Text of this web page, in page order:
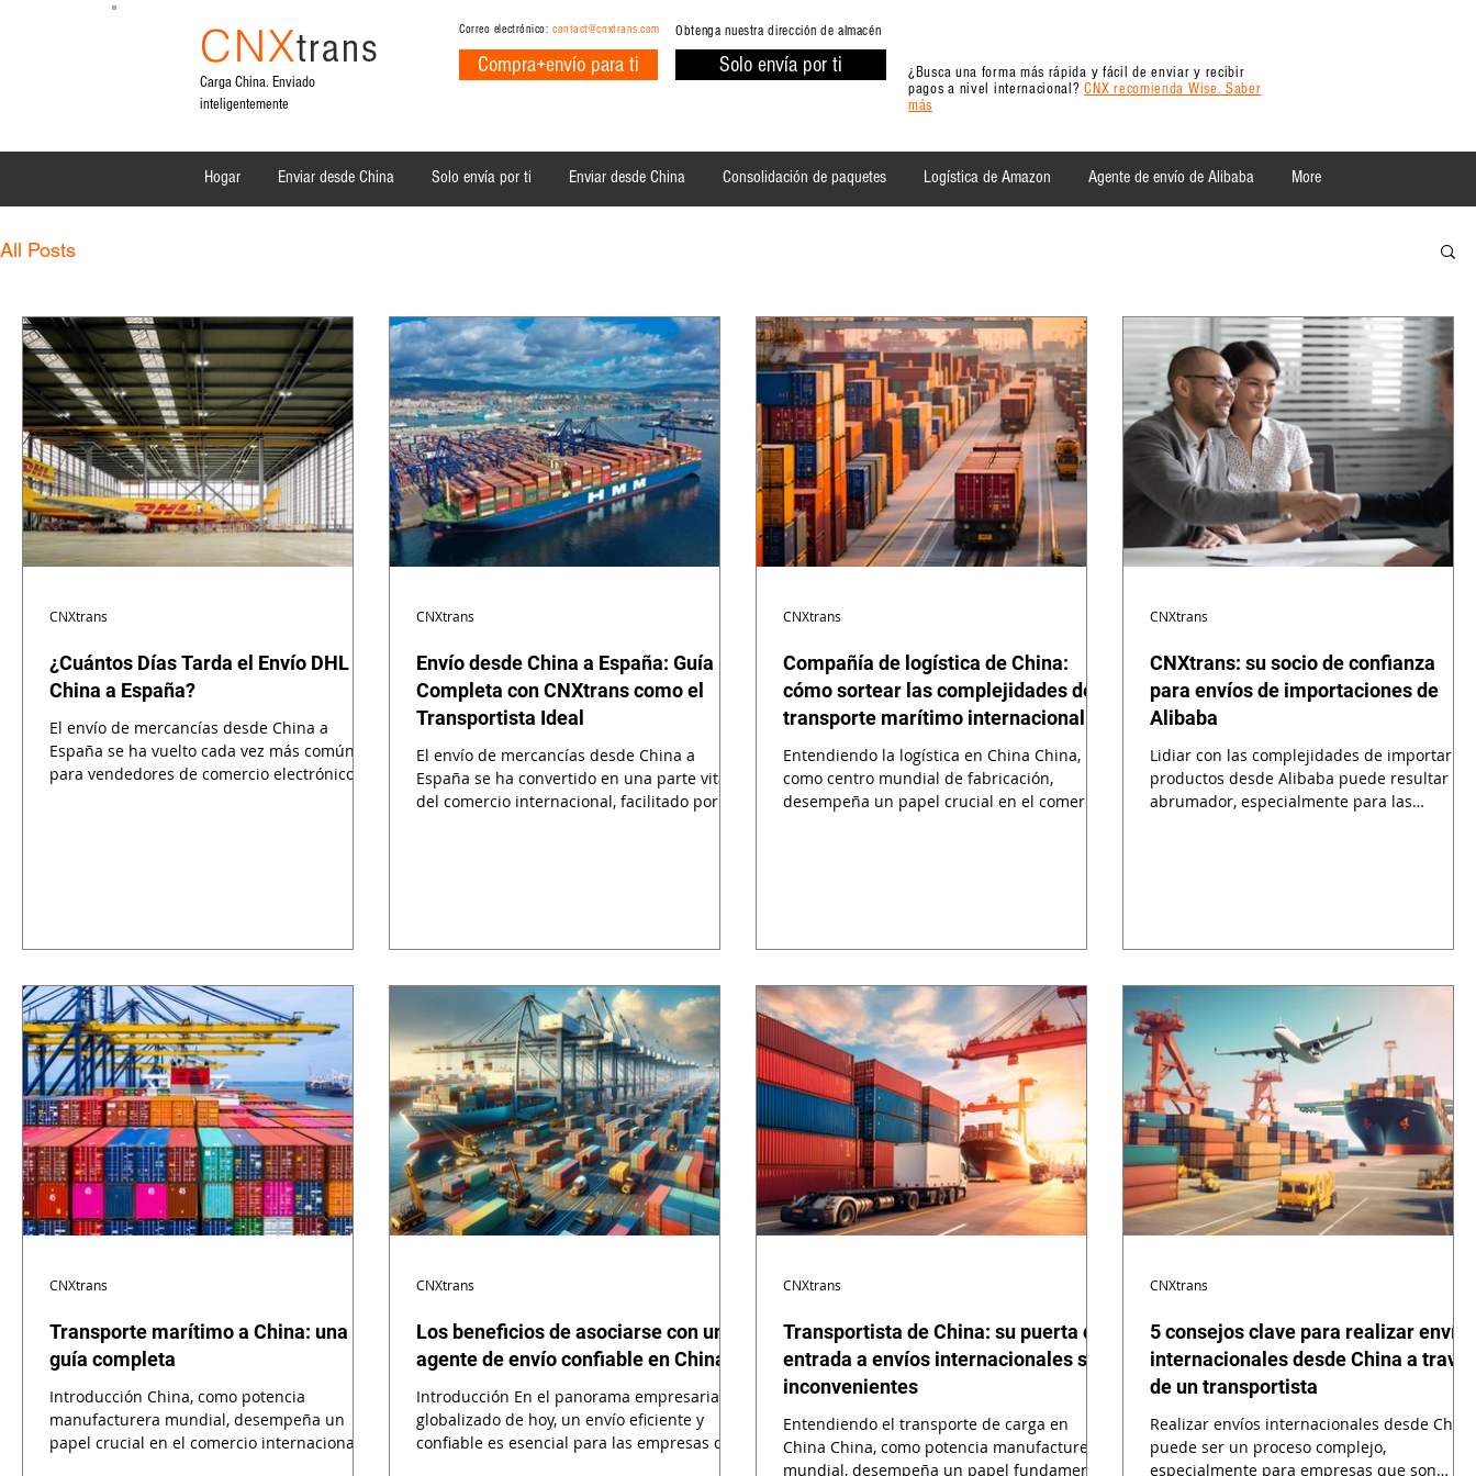
CNXtrans
Carga China. Enviado
inteligentemente
Correo electrónico: contact@cnxtrans.com
Compra+envío para ti
Obtenga nuestra dirección de almacén
Solo envía por ti
¿Busca una forma más rápida y fácil de enviar y recibir
pagos a nivel internacional?CNX recomienda Wise. Saber
más
Hogar Enviar desde China Solo envía por ti Enviar desde China Consolidación de paquetes Logística de Amazon Agente de envío de Alibaba More
All Posts
¿Cuántos Días Tarda el Envío DHL de
China a España?
El envío de mercancías desde China a
España se ha vuelto cada vez más común
para vendedores de comercio electrónico,
DHL en enviar de China a España? La
respuesta cor
CNXtrans
Envío desde China a España: Guía
Completa con CNXtrans como el
Transportista Ideal
El envío de mercancías desde China a
España se ha convertido en una parte vital
del comercio internacional, facilitado por
CNXtrans
Compañía de logística de China:
cómo sortear las complejidades del
transporte marítimo internacional
Entendiendo la logística en China China,
como centro mundial de fabricación,
desempeña un papel crucial en el comercio
CNXtrans
CNXtrans: su socio de confianza
para envíos de importaciones de
Alibaba
Lidiar con las complejidades de importar
productos desde Alibaba puede resultar
abrumador, especialmente para las
CNXtrans
Transporte marítimo a China: una
guía completa
Introducción China, como potencia
manufacturera mundial, desempeña un
papel crucial en el comercio internacional.
CNXtrans
Los beneficios de asociarse con un
agente de envío confiable en China
Introducción En el panorama empresarial
globalizado de hoy, un envío eficiente y
confiable es esencial para las empresas que
CNXtrans
Transportista de China: su puerta de
entrada a envíos internacionales sin
inconvenientes
Entendiendo el transporte de carga en
China China, como potencia manufacturera
mundial, desempeña un papel fundamental
CNXtrans
5 consejos clave para realizar envíos
internacionales desde China a
de un transportista
Realizar envíos internacionales desde China
puede ser un proceso complejo,
especialmente para empresas que son
CNXtrans